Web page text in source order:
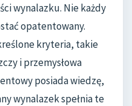
wynalazku. Nie każdy
opatentowany.
kryteria, takie
i przemysłowa
posiada wiedzę,
wynalazek spełnia te